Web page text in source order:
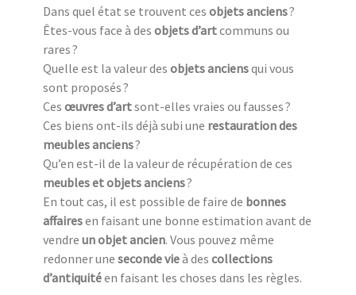
Dans quel état se trouvent ces objets anciens?
Êtes-vous face à des objets d’artcommuns ou
rares ?
Quelle est la valeur des objets anciensqui vous
sont proposés ?
Ces œuvres d’artsont-elles vraies ou fausses ?
Ces biens ont-ils déjà subi une restauration des
meubles anciens?
Qu’en est-il de la valeur de récupération de ces
meubles et objets anciens?
En tout cas, il est possible de faire de bonnes
affairesen faisant une bonne estimation avant de
vendre un objet ancien. Vous pouvez même
redonner une seconde vieà des collections
d’antiquitéen faisant les choses dans les règles.